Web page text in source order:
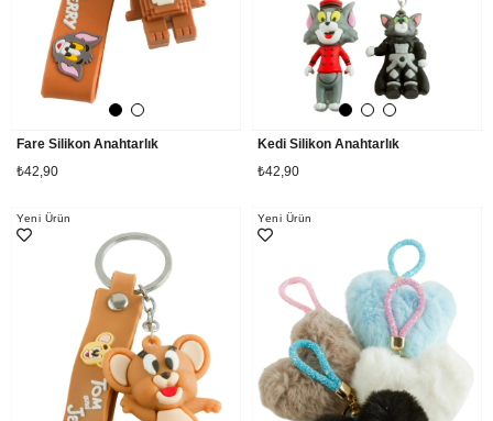
Fare Silikon Anahtarlık
₺42,90
Kedi Silikon Anahtarlık
₺42,90
Yeni Ürün Yeni Ürün